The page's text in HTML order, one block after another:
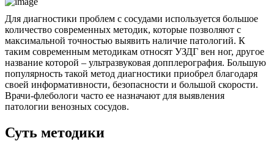
Для диагностики проблем с сосудами используется большое
количество современных методик, которые позволяют с
максимальной точностью выявить наличие патологий. К
таким современным методикам относят УЗДГ вен ног, другое
название которой – ультразвуковая допплерография. Большую
популярность такой метод диагностики приобрел благодаря
своей информативности, безопасности и большой скорости.
Врачи-флебологи часто ее назначают для выявления
патологии венозных сосудов.
Суть методики